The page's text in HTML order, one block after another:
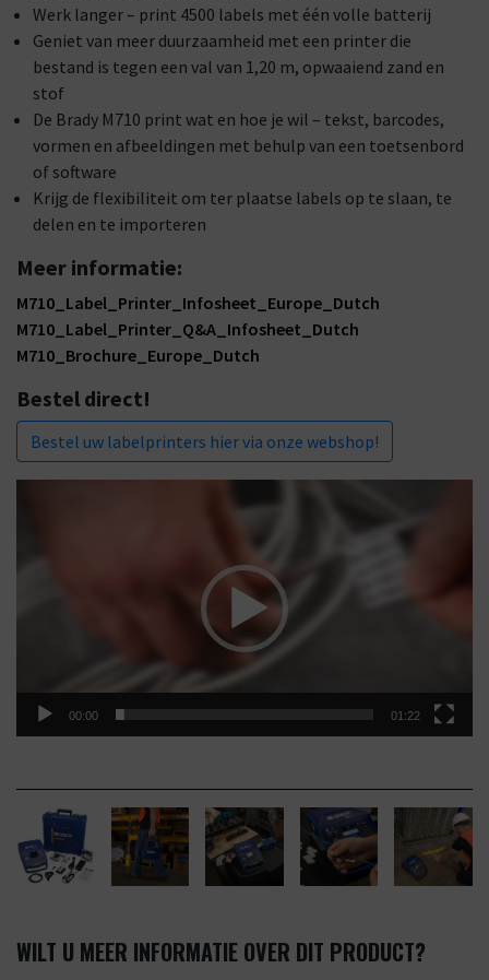
Werk langer – print 4500 labels met één volle batterij
Geniet van meer duurzaamheid met een printer die
bestand is tegen een val van 1,20 m, opwaaiend zand en
stof
De Brady M710 print wat en hoe je wil – tekst, barcodes,
vormen en afbeeldingen met behulp van een toetsenbord
of software
Krijg de flexibiliteit om ter plaatse labels op te slaan, te
delen en te importeren
Meer informatie:
M710_Label_Printer_Infosheet_Europe_Dutch
M710_Label_Printer_Q&A_Infosheet_Dutch
M710_Brochure_Europe_Dutch
Bestel direct!
Bestel uw labelprinters hier via onze webshop!
00:00 01:22
WILT U MEER INFORMATIE OVER DIT PRODUCT?